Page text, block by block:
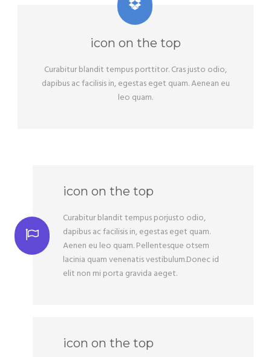
icon on the top
Curabitur blandit tempus porttitor. Cras justo odio,
dapibus ac facilisis in, egestas eget quam. Aenean eu
leo quam.
icon on the top
Curabitur blandit tempus porjusto odio,
dapibus ac facilisis in, egestas eget quam.
Aenen eu leo quam. Pellentesque otsem
lacinia quam venenatis vestibulum.Donec id
elit non mi porta gravida aeget.
icon on the top